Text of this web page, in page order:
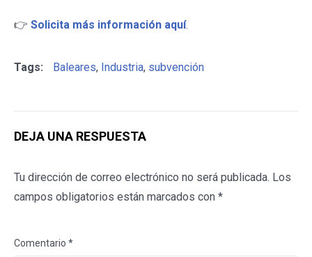
👉 Solicita más información aquí.
Tags: Baleares, Industria, subvención
DEJA UNA RESPUESTA
Tu dirección de correo electrónico no será publicada. Los
campos obligatorios están marcados con *
Comentario *